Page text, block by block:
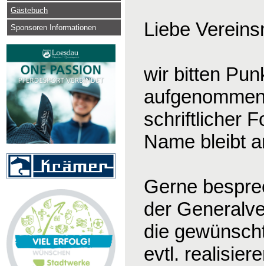
Gästebuch
Sponsoren Informationen
Liebe
wir bitten
schriftlicher
Name bleibt
Gerne
der
die
evtl.